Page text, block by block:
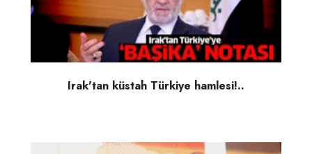
Irak'tan küstah Türkiye hamlesi!..